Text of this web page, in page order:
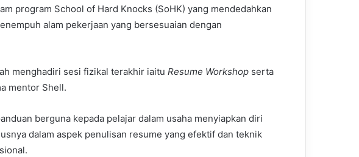
program School of Hard Knocks (SoHK) yang mendedahkan
alam pekerjaan yang bersesuaian dengan
menghadiri sesi fizikal terakhir iaitu Resume Workshop serta
mentor Shell.
berguna kepada pelajar dalam usaha menyiapkan diri
dalam aspek penulisan resume yang efektif dan teknik